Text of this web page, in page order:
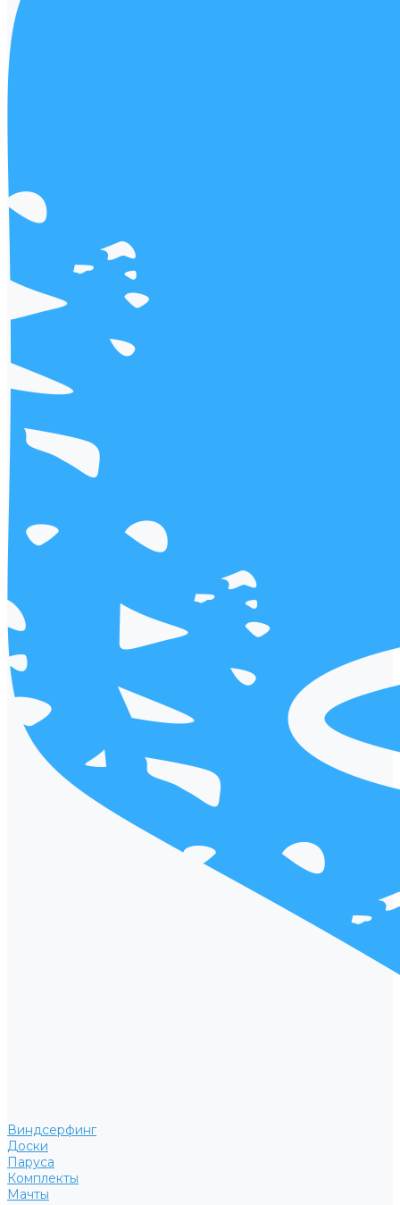
Виндсерфинг
Доски
Паруса
Комплекты
Мачты